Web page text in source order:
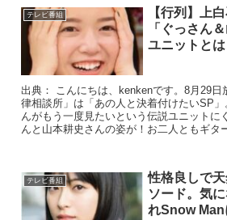
テレビ番組
【行列】上
「ぐっさん
ユニットとは
出典： こんにちは、kenkenです。8月29日
律相談所」は「あの人と決着付けたいSP
んがもう一度見たいという伝説ユニットに
んと山本耕史さんの姿が！お二人ともギタ
テレビ番組
性格良しで
ソード。気
れSnow Man